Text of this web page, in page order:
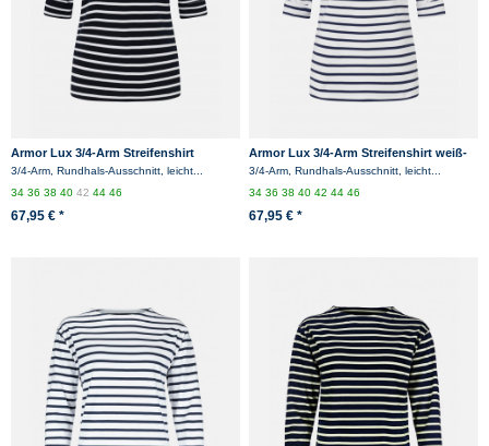
Armor Lux 3/4-Arm Streifenshirt
marine-weiß Damen
3/4-Arm, Rundhals-Ausschnitt, leicht...
34363840424446
67,95 € *
Armor Lux 3/4-Arm Streifenshirt weiß-
marine Damen
3/4-Arm, Rundhals-Ausschnitt, leicht...
34363840424446
67,95 € *